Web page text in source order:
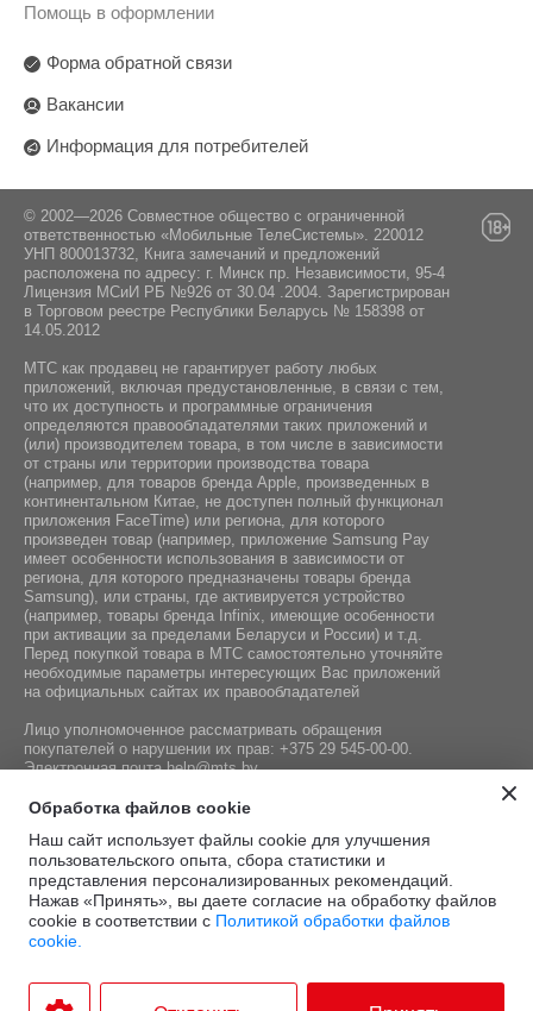
Помощь в оформлении
Форма обратной связи
Вакансии
Информация для потребителей
© 2002—2026 Совместное общество с ограниченной
ответственностью «Мобильные ТелеСистемы». 220012
УНП 800013732, Книга замечаний и предложений
расположена по адресу: г. Минск пр. Независимости, 95-4
Лицензия МСиИ РБ №926 от 30.04 .2004. Зарегистрирован
в Торговом реестре Республики Беларусь № 158398 от
14.05.2012
МТС как продавец не гарантирует работу любых
приложений, включая предустановленные, в связи с тем,
что их доступность и программные ограничения
определяются правообладателями таких приложений и
(или) производителем товара, в том числе в зависимости
от страны или территории производства товара
(например, для товаров бренда Apple, произведенных в
континентальном Китае, не доступен полный функционал
приложения FaceTime) или региона, для которого
произведен товар (например, приложение Samsung Pay
имеет особенности использования в зависимости от
региона, для которого предназначены товары бренда
Samsung), или страны, где активируется устройство
(например, товары бренда Infiniх, имеющие особенности
при активации за пределами Беларуси и России) и т.д.
Перед покупкой товара в МТС самостоятельно уточняйте
необходимые параметры интересующих Вас приложений
на официальных сайтах их правообладателей
Лицо уполномоченное рассматривать обращения
покупателей о нарушении их прав: +375 29 545-00-00.
Электронная почтаhelp@mts.by
Номер телефона работников местных исполнительных и
регистрации СООО «Мобильные ТелеСистемы»,
уполномоченных рассматривать обращения покупателей:
+375 17 215-14-65
reCAPTCHA, а также
конфиденциальности
Условия
Обработка файлов cookie
Наш сайт использует файлы cookie для улучшения
пользовательского опыта, сбора статистики и
представления персонализированных рекомендаций.
Нажав «Принять», вы даете согласие на обработку файлов
cookie в соответствии с Политикой обработки файлов
cookie.